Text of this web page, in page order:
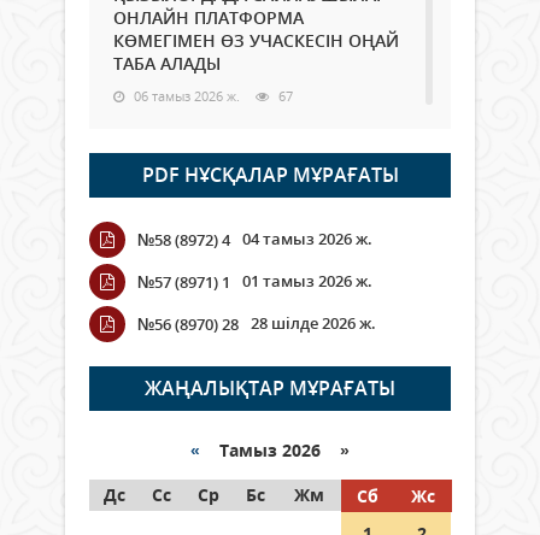
ОНЛАЙН ПЛАТФОРМА
КӨМЕГІМЕН ӨЗ УЧАСКЕСІН ОҢАЙ
ТАБА АЛАДЫ
06 тамыз 2026 ж. 67
Open Air: Қызылорда облысы
полиция департаменті 20
мыңнан астам көрерменнің
қауіпсіздігін қамтамасыз етті
06 тамыз 2026 ж.
Wi-Fi ҚАБЫРҒА АРҚЫЛЫ ҚАЛАЙ
ӨТЕДІ?
06 тамыз 2026 ж. 244
граждане Казахстана,
05 тамыз 2026 ж. 122
PDF НҰСҚАЛАР МҰРАҒАТЫ
№58 (8972) 4 04 тамыз 2026 ж.
№57 (8971) 1
01 тамыз 2026 ж.
№56 (8970) 28 28 шілде 2026 ж.
ЖАҢАЛЫҚТАР МҰРАҒАТЫ
« Тамыз 2026 »
Дс
Сс Ср Бс Жм Сб
Жс